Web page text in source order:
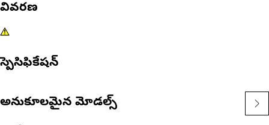
వివరణ
స్పెసిఫికేషన్
అనుకూలమైన మోడల్స్